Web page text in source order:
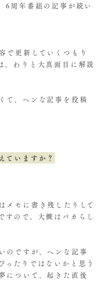
6周年番組の記事が続い
で更新していくつもり
、わりと大真面目に解説
て、ヘンな記事を投稿
ていますか？
メモに書き残したりして
すので、大概はバカらし
のですが、ヘンな記事
ったりではないかと思う
について、起きた直後